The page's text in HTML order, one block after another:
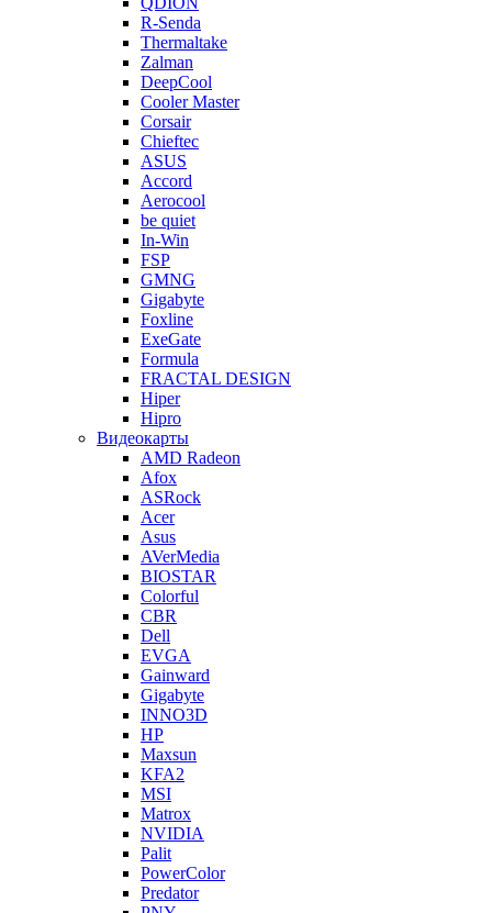
R-Senda
Thermaltake
Zalman
DeepCool
Cooler Master
Corsair
Chieftec
ASUS
Accord
Aerocool
be quiet
In-Win
FSP
GMNG
Gigabyte
Foxline
ExeGate
Formula
FRACTAL DESIGN
Hiper
Hipro
Видеокарты
AMD Radeon
Afox
ASRock
Acer
Asus
AVerMedia
BIOSTAR
Colorful
CBR
Dell
EVGA
Gainward
Gigabyte
INNO3D
HP
Maxsun
KFA2
MSI
Matrox
NVIDIA
Palit
PowerColor
Predator